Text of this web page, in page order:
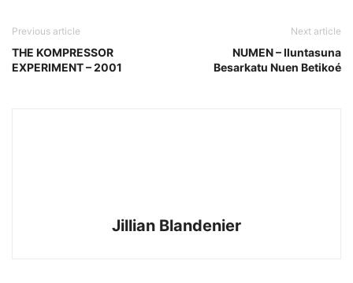
Previous article
THE KOMPRESSOR
EXPERIMENT – 2001
Next article
NUMEN – Iluntasuna
Besarkatu Nuen Betikoé
Jillian Blandenier